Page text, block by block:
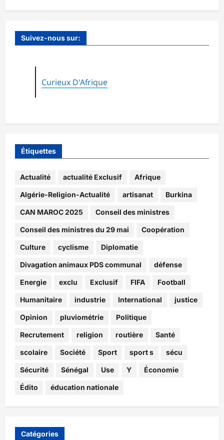
Suivez-nous sur:
Curieux D'Afrique
Étiquettes
Actualité actualité Exclusif Afrique
Algérie-Religion-Actualité artisanat Burkina
CAN MAROC 2025 Conseil des ministres
Conseil des ministres du 29 mai Coopération
Culture cyclisme Diplomatie
Divagation animaux PDS communal défense
Energie exclu Exclusif FIFA Football
Humanitaire industrie International justice
Opinion pluviométrie Politique
Recrutement religion routière Santé
scolaire Société Sport sport s sécu
Sécurité Sénégal Use Y Économie
Édito éducation nationale
Catégories